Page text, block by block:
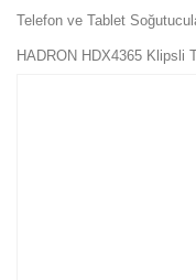
Telefon ve Tablet
HADRON HDX4365 Klipsli